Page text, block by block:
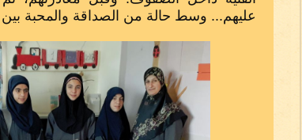
عليهم... وسط حالة من الصداقة والمحبة